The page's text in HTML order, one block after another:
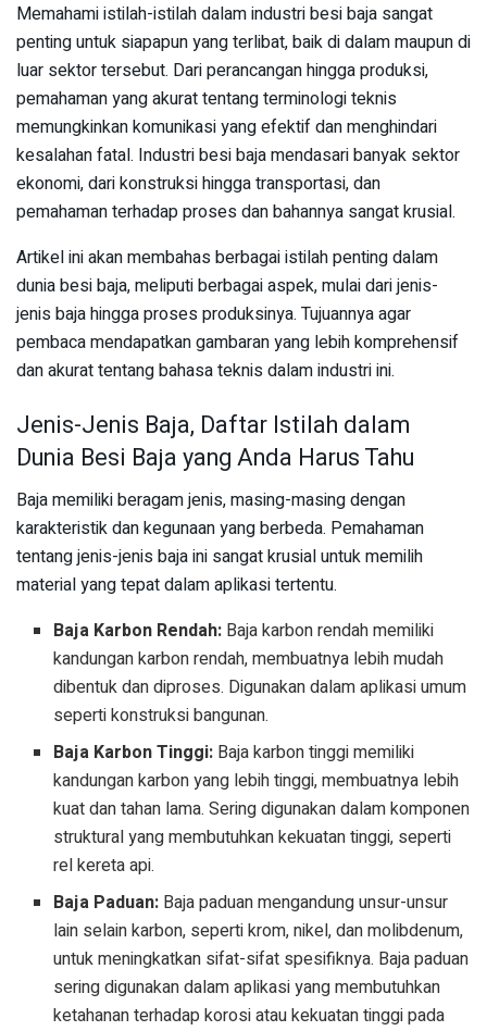
Memahami istilah-istilah dalam industri besi baja sangat
penting untuk siapapun yang terlibat, baik di dalam maupun di
luar sektor tersebut. Dari perancangan hingga produksi,
pemahaman yang akurat tentang terminologi teknis
memungkinkan komunikasi yang efektif dan menghindari
kesalahan fatal. Industri besi baja mendasari banyak sektor
ekonomi, dari konstruksi hingga transportasi, dan
pemahaman terhadap proses dan bahannya sangat krusial.
Artikel ini akan membahas berbagai istilah penting dalam
dunia besi baja, meliputi berbagai aspek, mulai dari jenis-
jenis baja hingga proses produksinya. Tujuannya agar
pembaca mendapatkan gambaran yang lebih komprehensif
dan akurat tentang bahasa teknis dalam industri ini.
Jenis-Jenis Baja, Daftar Istilah dalam
Dunia Besi Baja yang Anda Harus Tahu
Baja memiliki beragam jenis, masing-masing dengan
karakteristik dan kegunaan yang berbeda. Pemahaman
tentang jenis-jenis baja ini sangat krusial untuk memilih
material yang tepat dalam aplikasi tertentu.
Baja Karbon Rendah: Baja karbon rendah memiliki
kandungan karbon rendah, membuatnya lebih mudah
dibentuk dan diproses. Digunakan dalam aplikasi umum
seperti konstruksi bangunan.
Baja Karbon Tinggi: Baja karbon tinggi memiliki
kandungan karbon yang lebih tinggi, membuatnya lebih
kuat dan tahan lama. Sering digunakan dalam komponen
struktural yang membutuhkan kekuatan tinggi, seperti
rel kereta api.
Baja Paduan: Baja paduan mengandung unsur-unsur
lain selain karbon, seperti krom, nikel, dan molibdenum,
untuk meningkatkan sifat-sifat spesifiknya. Baja paduan
sering digunakan dalam aplikasi yang membutuhkan
ketahanan terhadap korosi atau kekuatan tinggi pada